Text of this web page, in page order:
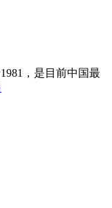
，是目前中国最